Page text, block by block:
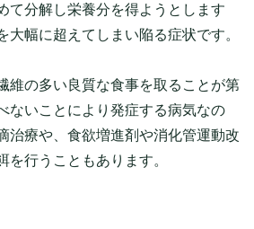
て分解し栄養分を得ようとします
大幅に超えてしまい陥る症状です。
維の多い良質な食事を取ることが第
ないことにより発症する病気なの
治療や、食欲増進剤や消化管運動改
を行うこともあります。